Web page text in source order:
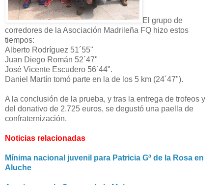
El grupo de
corredores de la Asociación Madrileña FQ hizo estos
tiempos:
Alberto Rodríguez 51´55"
Juan Diego Román 52´47"
José Vicente Escudero 56´44".
Daniel Martín tomó parte en la de los 5 km (24´47").
A la conclusión de la prueba, y tras la entrega de trofeos y
del donativo de 2.725 euros, se degustó una paella de
confraternización.
Noticias relacionadas
Mínima nacional juvenil para Patricia Gª de la Rosa en
Aluche